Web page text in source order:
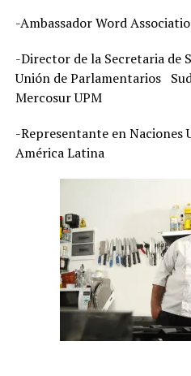
-Ambassador Word
-Director de la Secretaria de
Unión de Parlamentarios
Mercosur UPM
-Representante en Naciones
América Latina